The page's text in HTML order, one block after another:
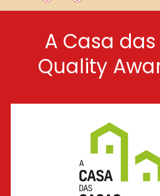
A Casa
Quality